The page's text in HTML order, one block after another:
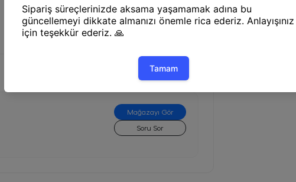
Mağazayı Gör
Soru Sor